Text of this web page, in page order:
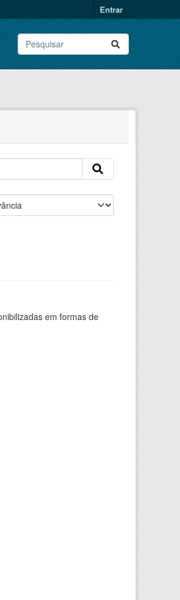
Entrar
em formas de